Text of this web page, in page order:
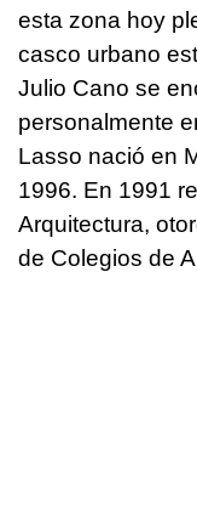
esta zona hoy
casco urbano
Julio Cano se
personalmente
Lasso nació en
1996. En 1991
Arquitectura,
de Colegios de